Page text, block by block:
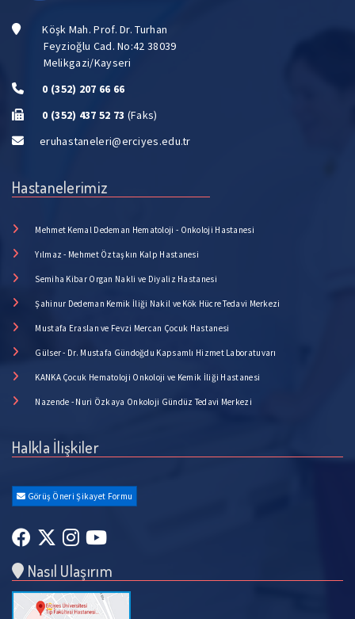
Köşk Mah. Prof. Dr. Turhan
Feyzioğlu Cad. No:42 38039
Melikgazi/Kayseri
0 (352) 207 66 66
0 (352) 437 52 73 (Faks)
eruhastaneleri@erciyes.edu.tr
Hastanelerimiz
Mehmet Kemal Dedeman Hematoloji - Onkoloji Hastanesi
Yılmaz - Mehmet Öztaşkın Kalp Hastanesi
Semiha Kibar Organ Nakli ve Diyaliz Hastanesi
Şahinur Dedeman Kemik İliği Nakil ve Kök Hücre Tedavi Merkezi
Mustafa Eraslan ve Fevzi Mercan Çocuk Hastanesi
Gülser - Dr. Mustafa Gündoğdu Kapsamlı Hizmet Laboratuvarı
KANKA Çocuk Hematoloji Onkoloji ve Kemik İliği Hastanesi
Nazende - Nuri Özkaya Onkoloji Gündüz Tedavi Merkezi
Halkla İlişkiler
Görüş Öneri Şikayet Formu
Nasıl Ulaşırım